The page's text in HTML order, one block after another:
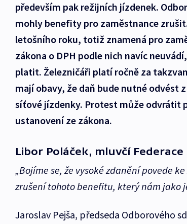
především pak režijních jízdenek.
mohly benefity pro zaměstnance
letošního roku, totiž znamená pro
zákona o DPH podle nich navíc
platit. Železničáři platí ročně za
mají obavy, že daň bude nutné odvést
síťové jízdenky. Protest může odvrátit
ustanovení ze zákona.
Libor Poláček, mluvčí
„Bojíme se, že vysoké zdanění povede
zrušení tohoto benefitu, který nám jako
Jaroslav Pejša, předseda Odborového